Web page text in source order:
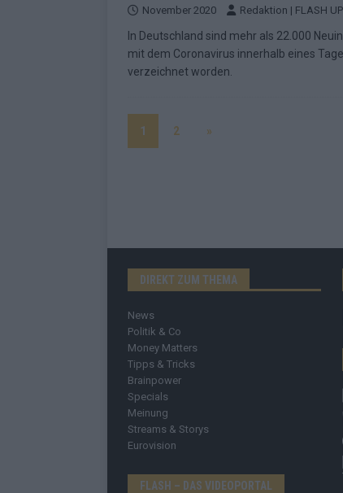
November 2020 Redaktion | FLASH UP
In Deutschland sind mehr als 22.000
mit dem Coronavirus innerhalb eines
verzeichnet worden.
1 2 »
DIREKT ZUM THEMA
News
Politik & Co
Money Matters
Tipps & Tricks
Brainpower
Specials
Meinung
Streams & Storys
Eurovision
FLASH – DAS VIDEOPORTAL